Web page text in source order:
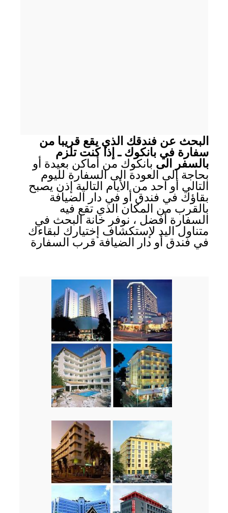
البحث عن فندقك الذي يقع قريبا من
سفارة في بانكوك ـ إذا كنت تلزم
بالسفر الى بانكوك من أماكن بعيدة أو
بحاجة الى العودة الى السفارة لليوم
التالي أو احد من الأيام التالية إذن يصبح
بقاؤك في فندق أو في دار الضيافة
بالقرب من المكان الذي تقع فيه
السفارة أفضل ، نوفر خانة البحث في
متناول اليد لإستكشاف إختيارك لبقاءك
في فندق أو دار الضيافة قرب السفارة